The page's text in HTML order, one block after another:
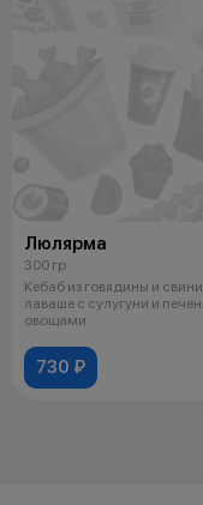
Люлярма
300 гр
Кебаб из говядины и
лаваше с сулугуни и печеными
овощами
730 ₽